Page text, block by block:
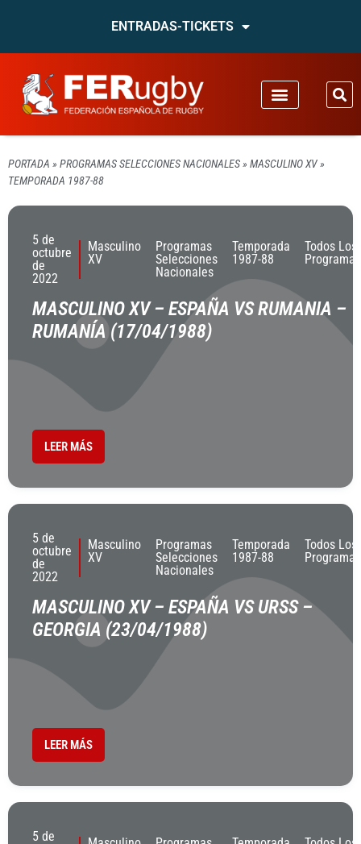
ENTRADAS-TICKETS
PORTADA » PROGRAMAS SELECCIONES NACIONALES» MASCULINO XV»
TEMPORADA 1987-88
5 de
octubre
de
2022
Masculino
XV
Programas
Selecciones
Nacionales
Temporada
1987-88
Todos Los
Programas
MASCULINO XV – ESPAÑA VS RUMANIA –
RUMANÍA (17/04/1988)
LEER MÁS
5 de
octubre
de
2022
Masculino
XV
Programas
Selecciones
Nacionales
Temporada
1987-88
Todos Los
Programas
MASCULINO XV – ESPAÑA VS URSS –
GEORGIA (23/04/1988)
LEER MÁS
5 de